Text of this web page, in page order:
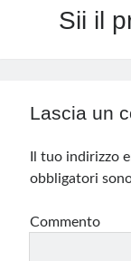
Sii il
Lascia un
Il tuo indirizzo
obbligatori
Commento